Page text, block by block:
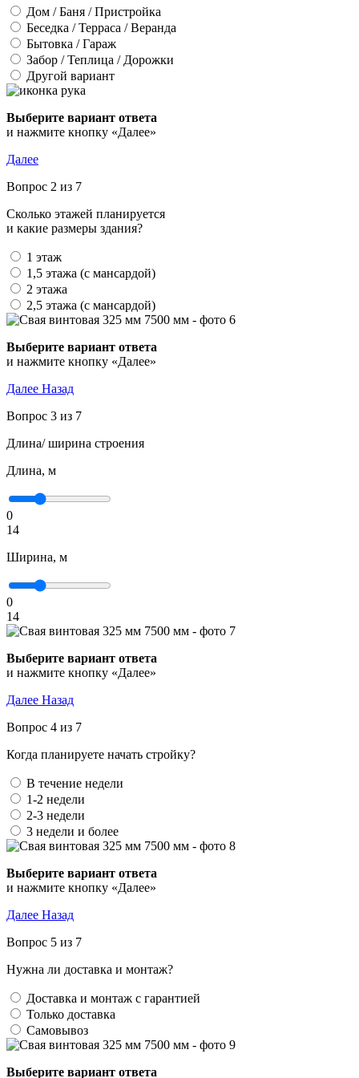
Дом / Баня / Пристройка
Беседка / Терраса / Веранда
Бытовка / Гараж
Забор / Теплица / Дорожки
Другой вариант
Выберите вариант ответа
и нажмите кнопку «Далее»
Далее
Вопрос 2 из 7
Сколько этажей планируется
и какие размеры здания?
1 этаж
1,5 этажа (с мансардой)
2 этажа
2,5 этажа (с мансардой)
Выберите вариант ответа
и нажмите кнопку «Далее»
Далее Назад
Вопрос 3 из 7
Длина/ ширина строения
Длина, м
0
14
Ширина, м
0
14
Выберите вариант ответа
и нажмите кнопку «Далее»
Далее Назад
Вопрос 4 из 7
Когда планируете начать стройку?
В течение недели
1-2 недели
2-3 недели
3 недели и более
Выберите вариант ответа
и нажмите кнопку «Далее»
Далее Назад
Вопрос 5 из 7
Нужна ли доставка и монтаж?
Доставка и монтаж с гарантией
Только доставка
Самовывоз
Выберите вариант ответа